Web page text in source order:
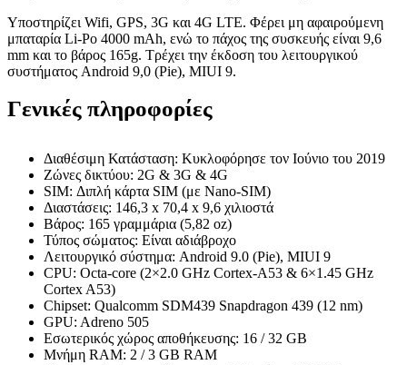
Υποστηρίζει Wifi, GPS, 3G και 4G LTE. Φέρει μη αφαιρούμενη
μπαταρία Li-Po 4000 mAh, ενώ το πάχος της συσκευής είναι 9,6
mm και το βάρος 165g. Τρέχει την έκδοση του λειτουργικού
συστήματος Android 9,0 (Pie), MIUI 9.
Γενικές πληροφορίες
Διαθέσιμη Κατάσταση: Κυκλοφόρησε τον Ιούνιο του 2019
Ζώνες δικτύου: 2G & 3G & 4G
SIM: Διπλή κάρτα SIM (με Nano-SIM)
Διαστάσεις: 146,3 x 70,4 x 9,6 χιλιοστά
Βάρος: 165 γραμμάρια (5,82 oz)
Τύπος σώματος: Είναι αδιάβροχο
Λειτουργικό σύστημα: Android 9.0 (Pie), MIUI 9
CPU: Octa-core (2×2.0 GHz Cortex-A53 & 6×1.45 GHz
Cortex A53)
Chipset: Qualcomm SDM439 Snapdragon 439 (12 nm)
GPU: Adreno 505
Εσωτερικός χώρος αποθήκευσης: 16 / 32 GB
Μνήμη RAM: 2 / 3 GB RAM